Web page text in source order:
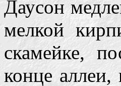
Даусон
мелкой
скамейке,
конце аллеи,